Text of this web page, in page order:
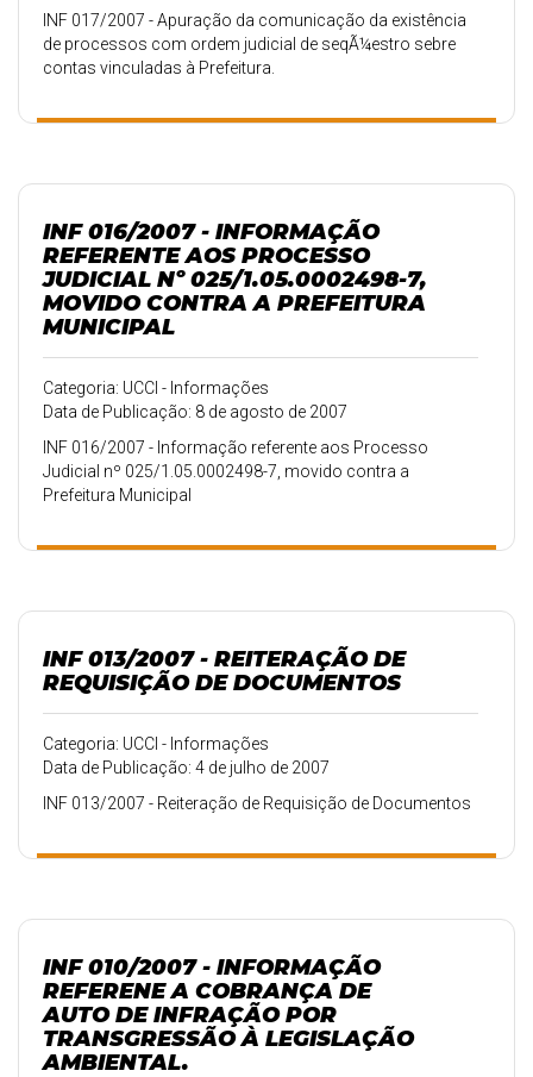
INF 017/2007 - Apuração da comunicação da existência
de processos com ordem judicial de seqÃ¼estro sebre
contas vinculadas à Prefeitura.
INF 016/2007 - INFORMAÇÃO
REFERENTE AOS PROCESSO
JUDICIAL Nº 025/1.05.0002498-7,
MOVIDO CONTRA A PREFEITURA
MUNICIPAL
Categoria: UCCI - Informações
Data de Publicação: 8 de agosto de 2007
INF 016/2007 - Informação referente aos Processo
Judicial nº 025/1.05.0002498-7, movido contra a
Prefeitura Municipal
INF 013/2007 - REITERAÇÃO DE
REQUISIÇÃO DE DOCUMENTOS
Categoria: UCCI - Informações
Data de Publicação: 4 de julho de 2007
INF 013/2007 - Reiteração de Requisição de Documentos
INF 010/2007 - INFORMAÇÃO
REFERENE A COBRANÇA DE
AUTO DE INFRAÇÃO POR
TRANSGRESSÃO À LEGISLAÇÃO
AMBIENTAL.